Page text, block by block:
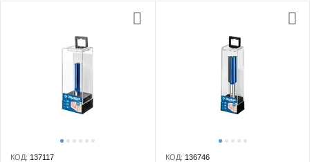
КОД: 137117 КОД: 136746